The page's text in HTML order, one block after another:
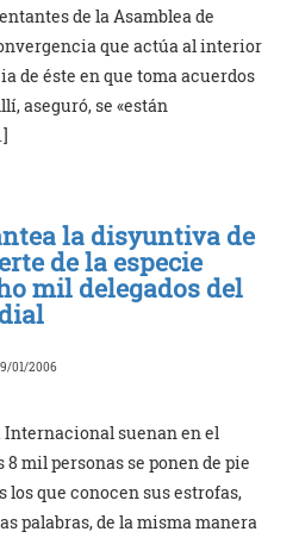
de la Asamblea de
que actúa al interior
de éste en que toma acuerdos
aseguró, se «están
la disyuntiva de
de la especie
mil delegados del
01/2006
Internacional suenan en el
8 mil personas se ponen de pie
los que conocen sus estrofas,
palabras, de la misma manera